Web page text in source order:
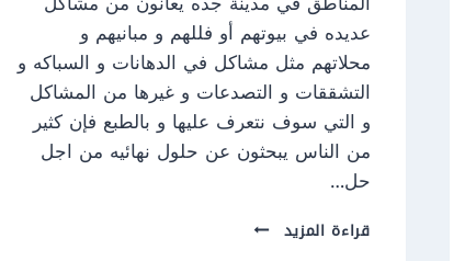
عديده في بيوتهم أو فللهم و مبانيهم و
محلاتهم مثل مشاكل في الدهانات و السباكه و
التشققات و التصدعات و غيرها من المشاكل
و التي سوف نتعرف عليها و بالطبع فإن كثير
من الناس يبحثون عن حلول نهائيه من اجل
حل…
قراءة المزيد مقاول